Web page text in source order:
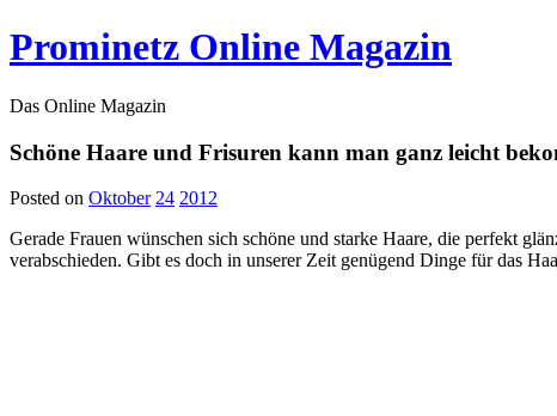
Prominetz Online Magazin
Das Online Magazin
Schöne Haare und Frisuren kann man ganz leicht
Posted on Oktober 24 2012
Gerade Frauen wünschen sich schöne und starke Haare, die perfekt
verabschieden. Gibt es doch in unserer Zeit genügend Dinge für das